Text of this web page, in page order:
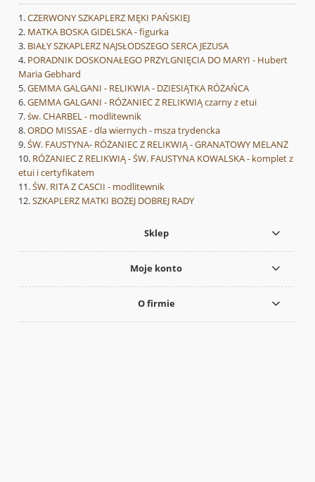
CZERWONY SZKAPLERZ MĘKI PAŃSKIEJ
MATKA BOSKA GIDELSKA - figurka
BIAŁY SZKAPLERZ NAJSŁODSZEGO SERCA JEZUSA
PORADNIK DOSKONAŁEGO PRZYLGNIĘCIA DO MARYI - Hubert
Maria Gebhard
GEMMA GALGANI - RELIKWIA - DZIESIĄTKA RÓŻAŃCA
GEMMA GALGANI - RÓŻANIEC Z RELIKWIĄ czarny z etui
św. CHARBEL - modlitewnik
ORDO MISSAE - dla wiernych - msza trydencka
ŚW. FAUSTYNA- RÓŻANIEC Z RELIKWIĄ - GRANATOWY MELANŻ
RÓŻANIEC Z RELIKWIĄ - ŚW. FAUSTYNA KOWALSKA - komplet z
etui i certyfikatem
ŚW. RITA Z CASCII - modlitewnik
SZKAPLERZ MATKI BOŻEJ DOBREJ RADY
Sklep
Moje konto
O firmie